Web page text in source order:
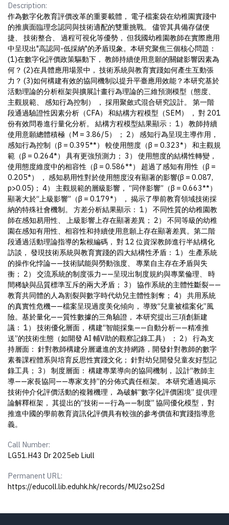
Description:
作為數字化教育評價改革的重要載體， 電子檔案袋在幼稚園實踐中
的推廣面臨理念認同與技術適配的雙重挑戰。 儘管其具備存儲便
捷、 技術整合、 過程可視化等優勢， 但我國幼稚園教師在實際應用
中呈現出"高認同-低採納"的矛盾現象。本研究聚焦三個核心問題：
(1)在數字化評價政策驅動下， 教師持續使用意願的關鍵影響因素為
何？ (2)在具體應用場景中， 技術系統與教育實踐如何產生互動張
力？ (3)如何構建有效的協同機制以提升平臺應用效能？本研究基於
活動理論的分析框架與擴展計畫行為理論的三維預測模型（態度、
主觀規範、 感知行為控制） ， 採用聚斂式混合研究設計。 第一階
段通過驗證性因素分析（CFA） 和結構方程模型（SEM） ， 對 201
份有效問卷進行量化分析。 結構方程模型結果顯示： 1） 教師持續
使用意願總體積極（M = 3.86/5） ； 2） 感知行為呈現主導作用，
感知行為控制（β = 0.395**） 較使用態度（β = 0.323*） 和主觀規
範（β = 0.264*） 具有更強預測力； 3） 使用態度的結構性轉變，
使用態度維度中的相容性（β = 0.586**） 超過了感知有用性（β =
0.205*） ， 感知易用性對於使用態度沒有顯著的影響(β = 0.087,
p>0.05)； 4） 主觀規範的層級影響， “同伴影響”（β = 0.663**）
顯著大於“上級影響”（β = 0.179*） ， 揭示了學前教育領域技術採
納的特殊社會機制。 方差分析結果顯示： 1） 不同性質的幼稚園教
師在感知易用性、 上級影響上存在顯著差異； 2） 不同等級的幼稚
園在感知有用性、相容性和持續使用意願上存在顯著差異。第二階
段通過活動理論指導的紮根編碼， 對 12 位資深教師進行半結構化
訪談， 發現技術系統與教育實踐的四大結構性矛盾： 1） 生產系統
的操作化悖論——技術賦能與勞動強度、 專業自主存在矛盾與失
衡； 2） 交流系統的制度張力——呈現出制度規約與專業倫理、 時
間稀缺與品質標準互斥的兩大矛盾； 3） 協作系統的主體性斷裂——
教育共同體的人為割裂與數字時代幼兒主體性剝奪； 4） 共用系統
的真實性危機——檔案呈現過度美化傾向， 導致“兒童被檔案化”風
險。基於量化——質性數據的三角驗證， 本研究提出三項創新建
議： 1） 技術優化層面， 構建“智能採集——自動分析——精准推
送”的技術生態（如開發 AI 輔V助的觀察記錄工具） ； 2） 行為支
持層面： 針對教師構建分層遞進的支持網路，開發針對教師的數字
素養課程體系與培育反思性實踐文化； 針對幼兒開發兒童友好型記
錄工具； 3） 制度層面： 構建專業導向的協同機制， 設計“教師主
導——家長協同——專家支持”的分佈式責任框架。 本研究通過揭示
技術仲介化評價活動的複雜機理， 為破解“數字化評價困境” 提供理
論解釋框架， 其提出的“技術——行為——制度” 協同優化模型， 對
推進中國的學前教育資訊化評價具有較強的參考價值和實踐指導意
義。
Call Number:
LG51.H43 Dr 2025eb Liull
Permanent URL:
https://educoll.lib.eduhk.hk/records/MU2so2Sd